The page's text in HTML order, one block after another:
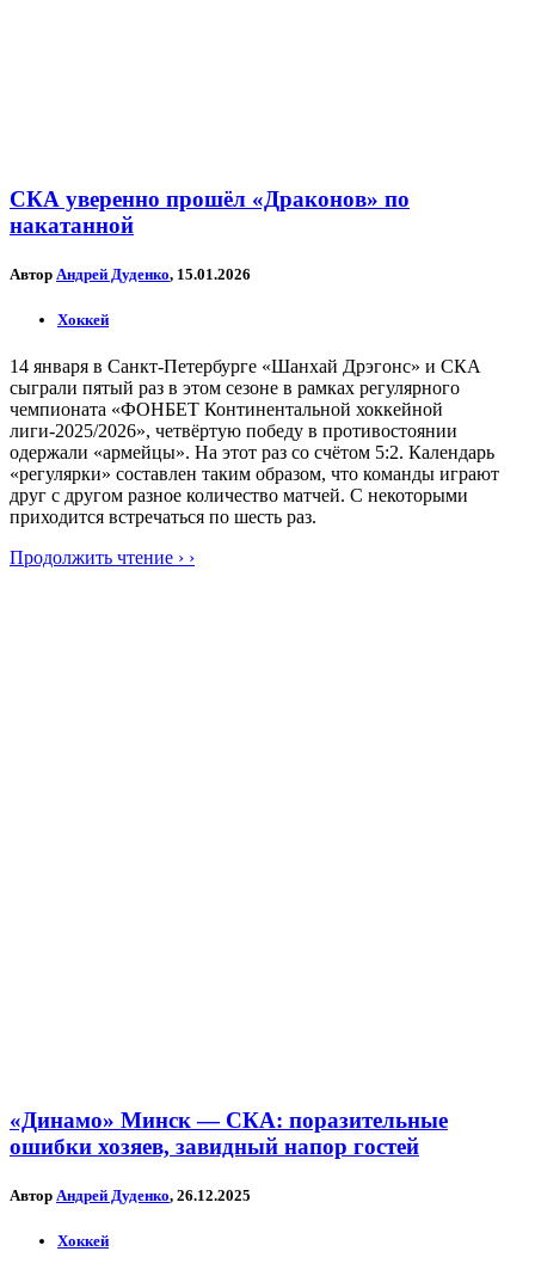
СКА уверенно прошёл «Драконов» по
накатанной
Автор Андрей Дуденко, 15.01.2026
Хоккей
14 января в Санкт-Петербурге «Шанхай Дрэгонс» и СКА
сыграли пятый раз в этом сезоне в рамках регулярного
чемпионата «ФОНБЕТ Континентальной хоккейной
лиги-2025/2026», четвёртую победу в противостоянии
одержали «армейцы». На этот раз со счётом 5:2. Календарь
«регулярки» составлен таким образом, что команды играют
друг с другом разное количество матчей. С некоторыми
приходится встречаться по шесть раз.
Продолжить чтение › ›
«Динамо» Минск — СКА: поразительные
ошибки хозяев, завидный напор гостей
Автор Андрей Дуденко, 26.12.2025
Хоккей